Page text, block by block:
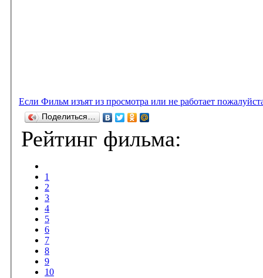
Если Фильм изъят из просмотра или не работает
Поделиться…
Рейтинг фильма:
1
2
3
4
5
6
7
8
9
10